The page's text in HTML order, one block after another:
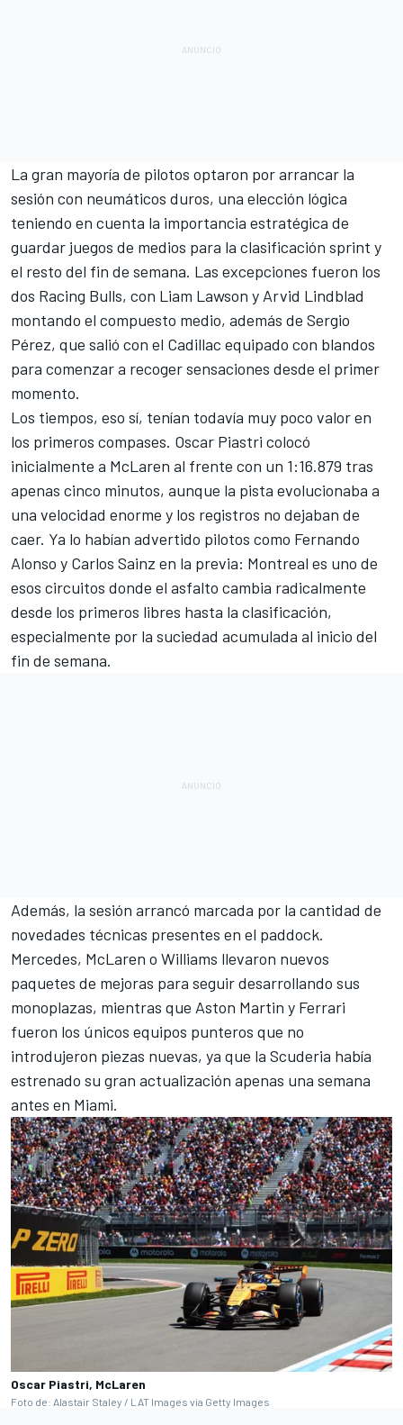
La gran mayoría de pilotos optaron por arrancar la
sesión con neumáticos duros, una elección lógica
teniendo en cuenta la importancia estratégica de
guardar juegos de medios para la clasificación sprint y
el resto del fin de semana. Las excepciones fueron los
dos Racing Bulls, con Liam Lawson y Arvid Lindblad
montando el compuesto medio, además de Sergio
Pérez, que salió con el Cadillac equipado con blandos
para comenzar a recoger sensaciones desde el primer
momento.
Los tiempos, eso sí, tenían todavía muy poco valor en
los primeros compases. Oscar Piastri colocó
inicialmente a McLaren al frente con un 1:16.879 tras
apenas cinco minutos, aunque la pista evolucionaba a
una velocidad enorme y los registros no dejaban de
caer. Ya lo habían advertido pilotos como Fernando
Alonso y Carlos Sainz en la previa: Montreal es uno de
esos circuitos donde el asfalto cambia radicalmente
desde los primeros libres hasta la clasificación,
especialmente por la suciedad acumulada al inicio del
fin de semana.
Además, la sesión arrancó marcada por la cantidad de
novedades técnicas presentes en el paddock.
Mercedes, McLaren o Williams llevaron nuevos
paquetes de mejoras para seguir desarrollando sus
monoplazas, mientras que Aston Martin y Ferrari
fueron los únicos equipos punteros que no
introdujeron piezas nuevas, ya que la Scuderia había
estrenado su gran actualización apenas una semana
antes en Miami.
Oscar Piastri, McLaren
Foto de: Alastair Staley / LAT Images via Getty Images